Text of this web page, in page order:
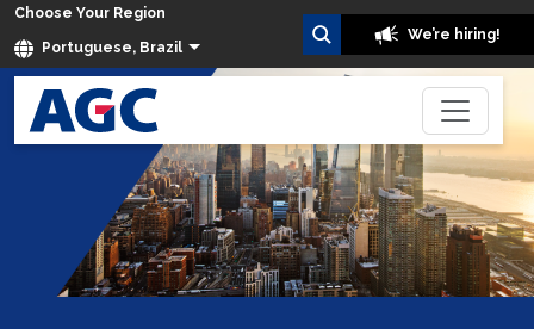
Choose Your Region
Portuguese, Brazil
We’re hiring!